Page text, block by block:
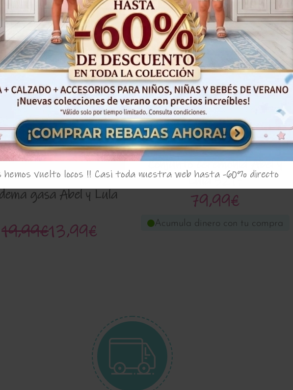
gasa Abel y Lula
19,99€13,99€
Conjunto ceremonia Abel y
Lula 5217
79,99€
Acumula dinero con tu compra
hemos vuelto locos !! Casi toda nuestra web hasta -60% directo